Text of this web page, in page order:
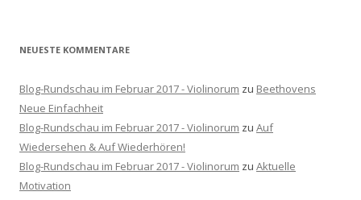
NEUESTE KOMMENTARE
Blog-Rundschau im Februar 2017 - Violinorum zu Beethovens
Neue Einfachheit
Blog-Rundschau im Februar 2017 - Violinorum zu Auf
Wiedersehen & Auf Wiederhören!
Blog-Rundschau im Februar 2017 - Violinorum zu Aktuelle
Motivation